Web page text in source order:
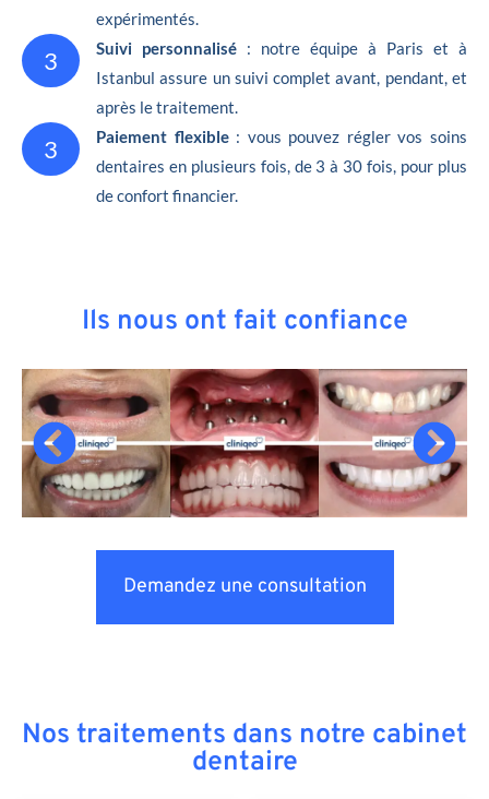
expérimentés.
3 Suivi personnalisé : notre équipe à Paris et à
Istanbul assure un suivi complet avant, pendant, et
après le traitement.
3 Paiement flexible: vous pouvez régler vos soins
dentaires en plusieurs fois, de 3 à 30 fois, pour plus
de confort financier.
Ils nous ont fait confiance
Demandez une consultation
Nos traitements dans notre cabinet
dentaire